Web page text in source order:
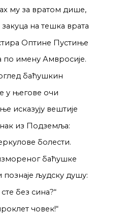
му за вратом дише,
на тешка врата
Оптине Пустиње
по имену Амвросије.
баћушкин
у његове очи
исказују вештије
из Подземља:
болести.
баћушке
познаје људску душу:
без сина?“
човек!“